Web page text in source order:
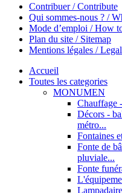
Contribuer / Contribute
Qui sommes-nous ? /
Mode d’emploi / How
Plan du site / Sitemap
Mentions légales /
Accueil
Toutes les categories
MONUMEN
Chauffage
Décors -
métro...
Fontaines
Fonte de
pluviale...
Fonte